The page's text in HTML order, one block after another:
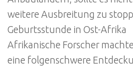
weitere Ausbreitung zu
Geburtsstunde in Ost-Afrika
Afrikanische Forscher
eine folgenschwere